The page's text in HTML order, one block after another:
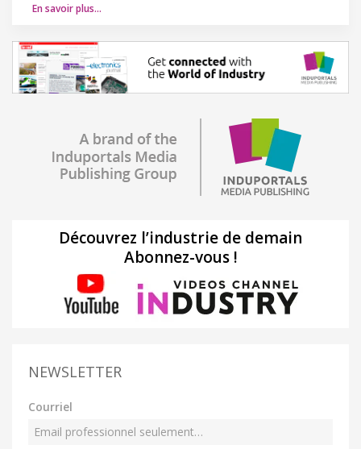
En savoir plus…
Découvrez l’industrie de demain
Abonnez-vous !
NEWSLETTER
Courriel